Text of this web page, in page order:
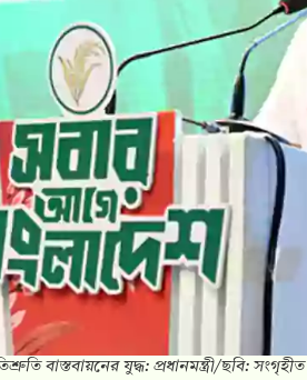
বাস্তবায়নের যুদ্ধ: প্রধানমন্ত্রী/ছবি: সংগৃহীত